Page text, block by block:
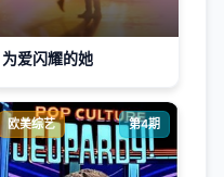
为爱闪耀的她
欧美综艺 第4期